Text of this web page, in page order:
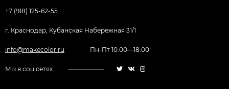
+7 (918) 125-62-55
г. Краснодар, Кубанская Набережная 31/1
info@makecolor.ru Пн-Пт 10:00—18:00
Мы в соц.сетях